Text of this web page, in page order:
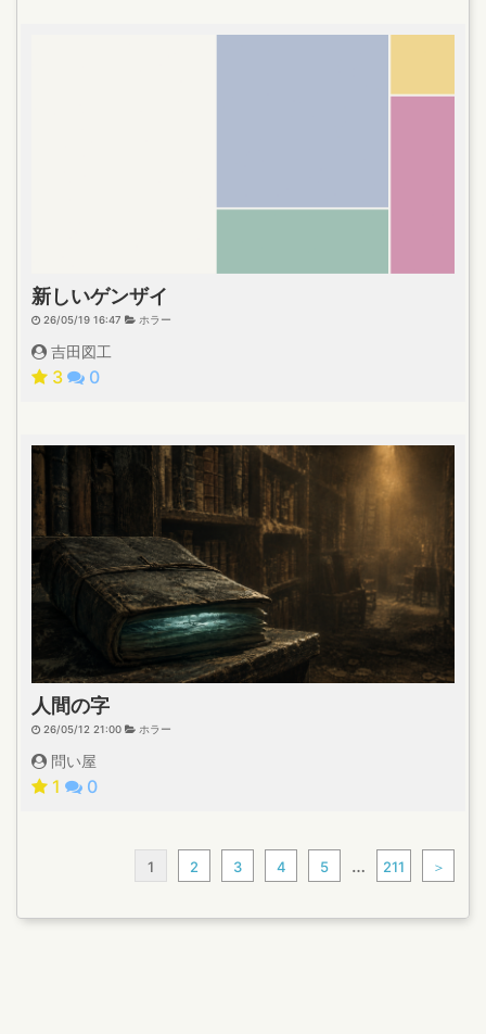
新しいゲンザイ
26/05/19 16:47 ホラー
吉田図工
3 0
人間の字
26/05/12 21:00 ホラー
問い屋
1 0
1 2 3 4 5 … 211 ＞